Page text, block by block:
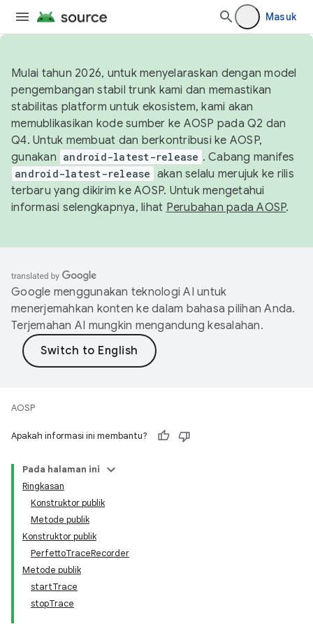
Masuk
Mulai tahun 2026, untuk menyelaraskan dengan model
pengembangan stabil trunk kami dan memastikan
stabilitas platform untuk ekosistem, kami akan
memublikasikan kode sumber ke AOSP pada Q2 dan
Q4. Untuk membuat dan berkontribusi ke AOSP,
gunakan android-latest-release . Cabang manifes
android-latest-release akan selalu merujuk ke rilis
terbaru yang dikirim ke AOSP. Untuk mengetahui
informasi selengkapnya, lihat Perubahan pada AOSP.
Google menggunakan teknologi AI untuk
menerjemahkan konten ke dalam bahasa pilihan Anda.
Terjemahan AI mungkin mengandung kesalahan.
AOSP
Apakah informasi ini membantu?
Pada halaman ini
Ringkasan
Konstruktor publik
Metode publik
Konstruktor publik
PerfettoTraceRecorder
Metode publik
startTrace
stopTrace